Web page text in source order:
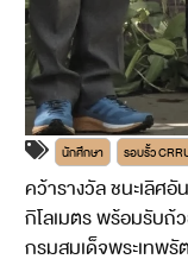
นักศึกษา รอบรั้ว
คว้ารางวัล ชนะเลิศอั
กิโลเมตร พร้อมรับถ้
กรมสมเด็จพระเทพ